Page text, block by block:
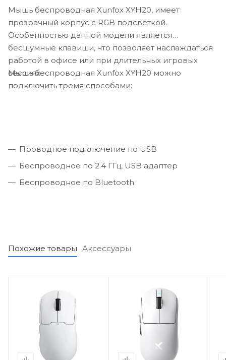
Мышь беспроводная Xunfox XYH20, имеет
прозрачный корпус с RGB подсветкой.
Особенностью данной модели является
бесшумные клавиши, что позволяет наслаждаться
работой в офисе или при длительных игровых
сессиях.
Мышь беспроводная Xunfox XYH20 можно
подключить тремя способами:
Проводное подключение по USB
Беспроводное по 2.4 ГГц, USB адаптер
Беспроводное по Bluetooth
Похожие товары Аксессуары